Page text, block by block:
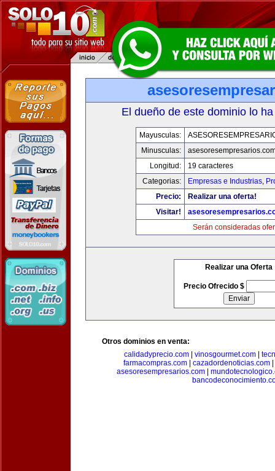
El dueño de este dominio lo
Mayusculas:
Minusculas:
Longitud:
19 caracteres
Categorias:
Empresas e Industrias,
Precio:
Realizar una oferta!
Visitar!
Serán consideradas
Realizar una Oferta
Precio Ofrecido $
Otros dominios en venta:
calidadyprecio.com
vinosgourmet.com
farmacompras.com
cazadordenoticias.com
asesoresempresarios.com